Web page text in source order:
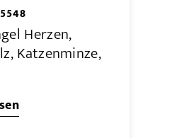
Herzen,
Katzenminze,